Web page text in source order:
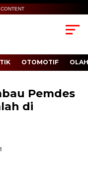
OTOMOTIF
Pemdes
di